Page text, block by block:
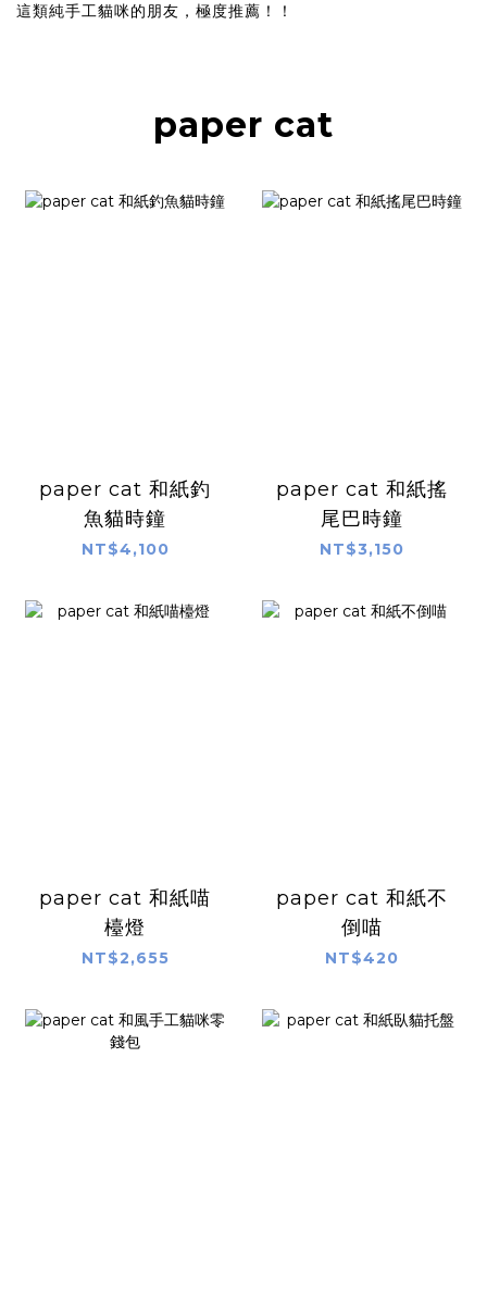
這類純手工貓咪的朋友，極度推薦！！
paper cat
paper cat 和紙釣
魚貓時鐘
NT$4,100
paper cat 和紙搖
尾巴時鐘
NT$3,150
paper cat 和紙喵
檯燈
NT$2,655
paper cat 和紙不
倒喵
NT$420